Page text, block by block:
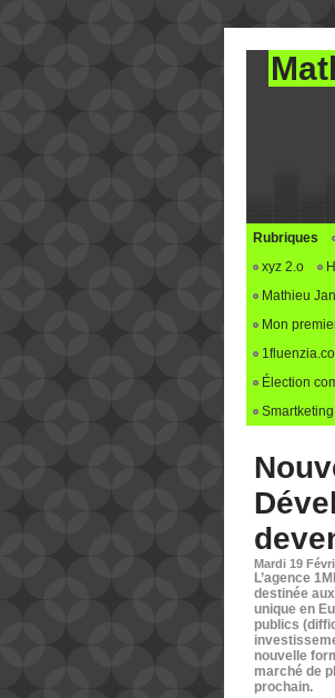
Rubriques
xyz 2.o
Mathieu
Mon
Élection
Mardi 19
L’agence
destinée
unique en
publics
nouvelle
marché de
prochain.